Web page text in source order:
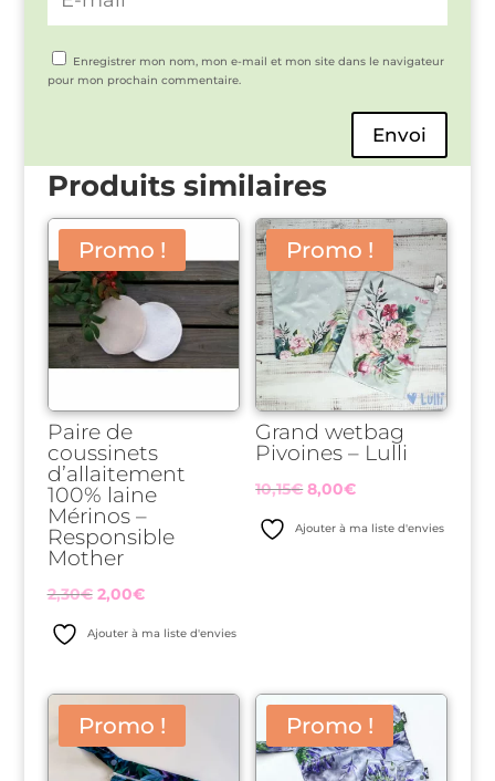
Enregistrer mon nom, mon e-mail et mon site dans le navigateur
pour mon prochain commentaire.
Envoi
Produits similaires
Promo !
Paire de
coussinets
d’allaitement
100% laine
Mérinos –
Responsible
Mother
2,30€ Le
2,30€.
2,00€Le
2,00€.
Ajouter à ma liste d'envies
Promo !
Grand wetbag
Pivoines – Lulli
10,15€ Le
8,00€Le
Ajouter à ma liste d'envies
Promo ! Promo !